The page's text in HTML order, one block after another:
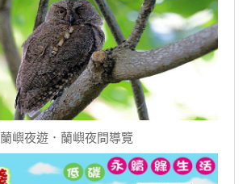
蘭嶼夜遊．蘭嶼夜間導覽